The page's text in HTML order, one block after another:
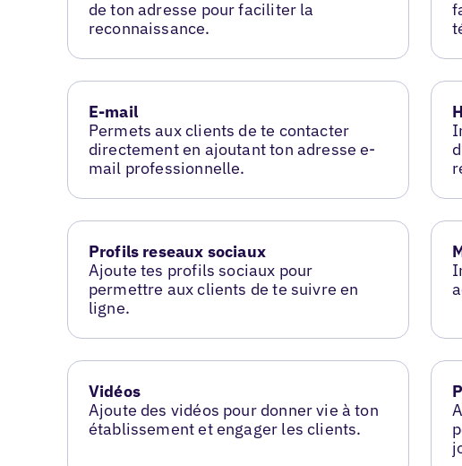
de ton adresse pour faciliter la
reconnaissance.
E-mail
Permets aux clients de te contacter
directement en ajoutant ton adresse e-
mail professionnelle.
Profils reseaux sociaux
Ajoute tes profils sociaux pour
permettre aux clients de te suivre en
ligne.
Vidéos
Ajoute des vidéos pour donner vie à ton
établissement et engager les clients.